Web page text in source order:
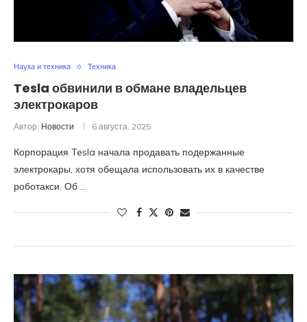
Наука и техника Техника
Tesla обвинили в обмане владельцев
электрокаров
Автор: Новости 6 августа, 2025
Корпорация Tesla начала продавать подержанные
электрокары, хотя обещала использовать их в качестве
роботакси. Об …